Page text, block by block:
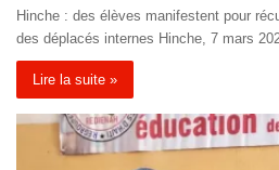
Hinche : des élèves manifestent pour
des déplacés internes Hinche, 7 mars
Lire la suite »